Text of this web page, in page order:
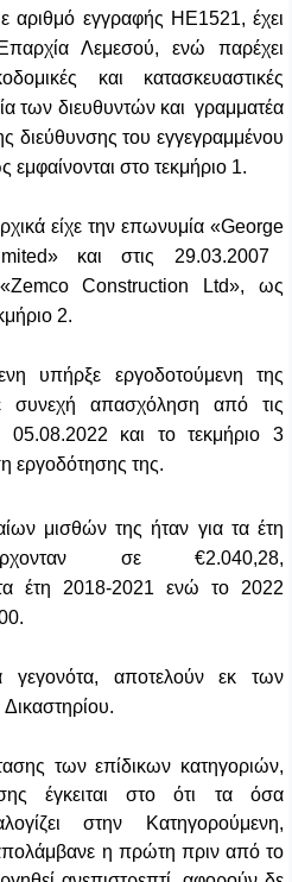
αριθμό εγγραφής ΗΕ1521, έχει
Λεμεσού, ενώ παρέχει
και κατασκευαστικές
των διευθυντών και γραμματέα
διεύθυνσης του εγγεγραμμένου
εμφαίνονται στο τεκμήριο 1.
είχε την επωνυμία «George
» και στις 29.03.2007
Zemco Construction Ltd», ως
2.
υπήρξε εργοδοτούμενη της
συνεχή απασχόληση από τις
05.08.2022 και το τεκμήριο 3
εργοδότησης της.
μισθών της ήταν για τα έτη
σε €2.040,28,
έτη 2018-2021 ενώ το 2022
αποτελούν εκ των
των επίδικων κατηγοριών,
έγκειται στο ότι τα όσα
στην Κατηγορούμενη,
η πρώτη πριν από το